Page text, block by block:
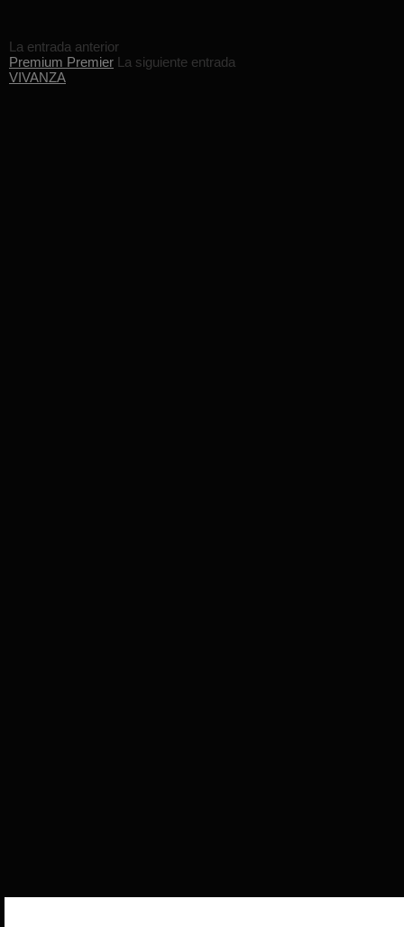
La entrada anterior
Premium Premier La siguiente entrada
VIVANZA